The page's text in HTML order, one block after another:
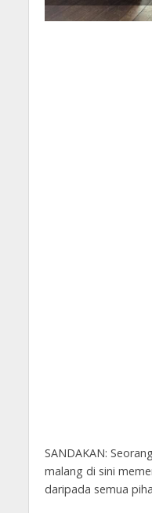
SANDAKAN:
malang di sini
daripada semua